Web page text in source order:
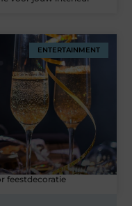
ENTERTAINMENT
feestdecoratie